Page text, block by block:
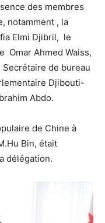
des membres
notamment , la
Elmi Djibril, le
Omar Ahmed Waiss,
Secrétaire de bureau
Djibouti-
Abdo.
de Chine à
Bin, était
délégation.